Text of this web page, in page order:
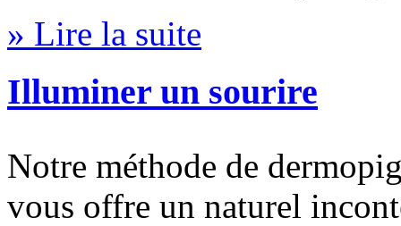
» Lire la suite
Illuminer un sourire
Notre méthode de
vous offre un naturel